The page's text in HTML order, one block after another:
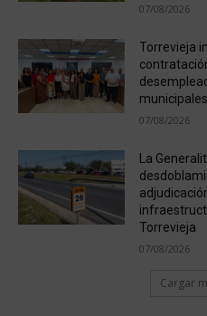
07/08/2026
Torrevieja
municipales
07/08/2026
La
Torrevieja
07/08/2026
Cargar